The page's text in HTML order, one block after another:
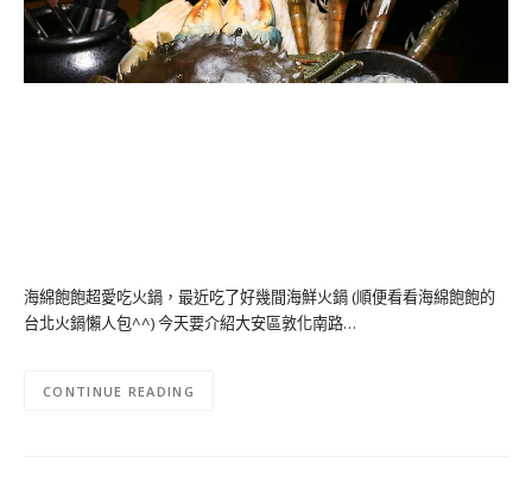
海綿飽飽超愛吃火鍋，最近吃了好幾間海鮮火鍋 (順便看看海綿飽飽的
台北火鍋懶人包^^) 今天要介紹大安區敦化南路…
CONTINUE READING